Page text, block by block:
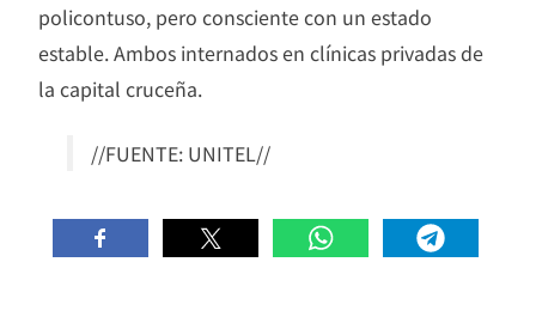
policontuso, pero consciente con un estado
estable. Ambos internados en clínicas privadas de
la capital cruceña.
//FUENTE: UNITEL//